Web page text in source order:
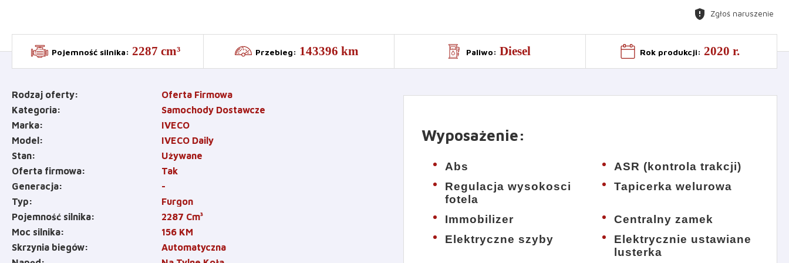
gpp_maybe Zgłoś naruszenie
Pojemność silnika: 2287 cm³ Przebieg: 143396 km Paliwo: Diesel Rok produkcji: 2020 r.
Rodzaj oferty
Oferta Firmowa
Kategoria
Samochody Dostawcze
Marka
IVECO
Model
IVECO Daily
Stan
Używane
Oferta firmowa
Tak
Generacja
-
Typ
Furgon
Pojemność silnika
2287 Cm³
Moc silnika
156 KM
Skrzynia biegów
Automatyczna
Wyposażenie:
Abs
ASR (kontrola trakcji)
Regulacja wysokosci
fotela
Tapicerka welurowa
Immobilizer
Centralny zamek
Elektryczne szyby
Elektrycznie ustawiane
lusterka